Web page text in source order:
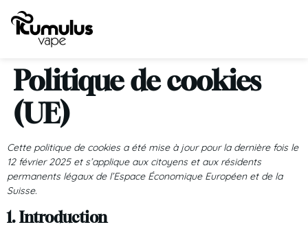
Politique de cookies
(UE)
Cette politique de cookies a été mise à jour pour la dernière fois le
12 février 2025 et s’applique aux citoyens et aux résidents
permanents légaux de l’Espace Économique Européen et de la
Suisse.
1. Introduction